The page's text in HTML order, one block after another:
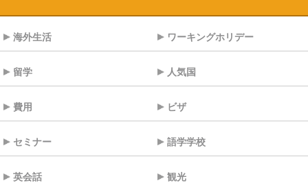
海外生活 ワーキングホリデー
留学 人気国
費用 ビザ
セミナー 語学学校
英会話 観光